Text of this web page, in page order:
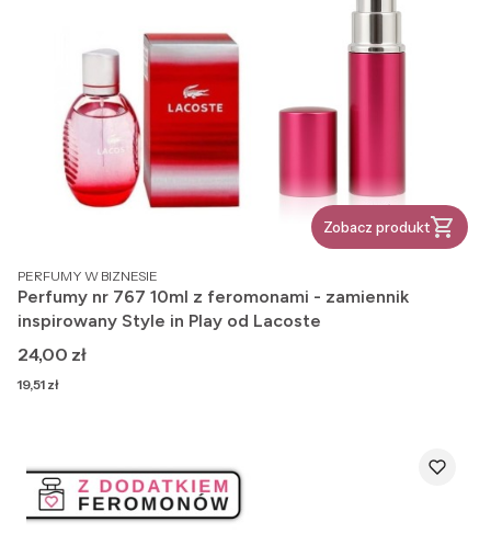
Zobacz produkt
PRODUCENT
PERFUMY W BIZNESIE
Perfumy nr 767 10ml z feromonami - zamiennik
inspirowany Style in Play od Lacoste
Cena
24,00 zł
Cena
19,51 zł